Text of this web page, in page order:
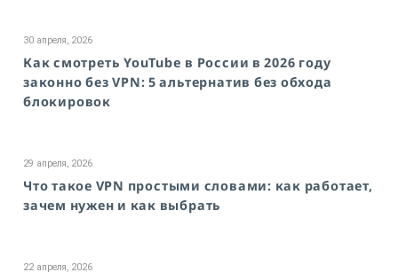
30 апреля, 2026
Как смотреть YouTube в России в 2026 году
законно без VPN: 5 альтернатив без обхода
блокировок
29 апреля, 2026
Что такое VPN простыми словами: как работает,
зачем нужен и как выбрать
22 апреля, 2026